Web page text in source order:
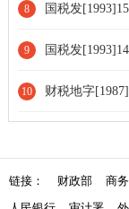
修订]
8 国税发
问题的规定》的通
9 国税发
（试行稿）》的通
10 财税地字
链接： 财政部 商